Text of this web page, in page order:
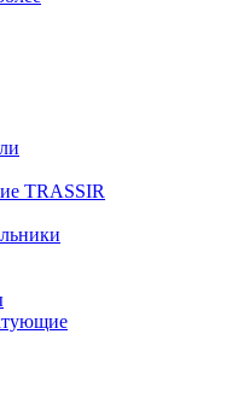
TRASSIR